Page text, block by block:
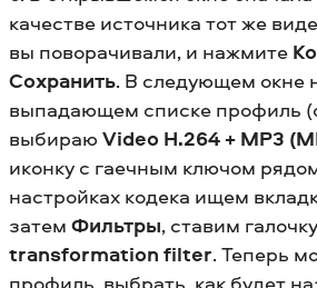
качестве источника тот же
вы поворачивали, и нажмите
Сохранить. В следующем окне
выпадающем списке профиль
выбираю Video H.264 + MP3
иконку с гаечным ключом
настройках кодека ищем
затем Фильтры, ставим
transformation filter. Теперь